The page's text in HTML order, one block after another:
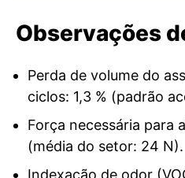
Observações
Perda de volume do
ciclos: 1,3 % (padrão
Força necessária para
(média do setor: 24 N).
Indexação de odor